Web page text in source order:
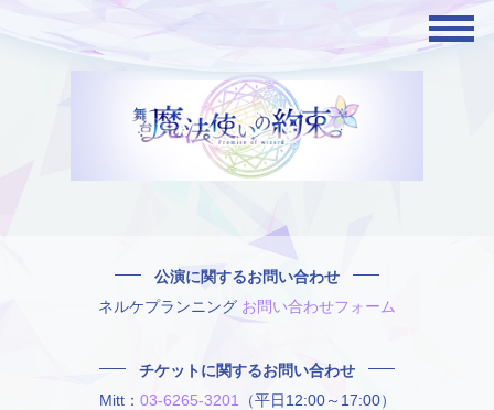
Category Archives: Orchestra2
公演に関するお問い合わせ
ネルケプランニング お問い合わせフォーム
チケットに関するお問い合わせ
Mitt： 03-6265-3201 （平日12:00～17:00）